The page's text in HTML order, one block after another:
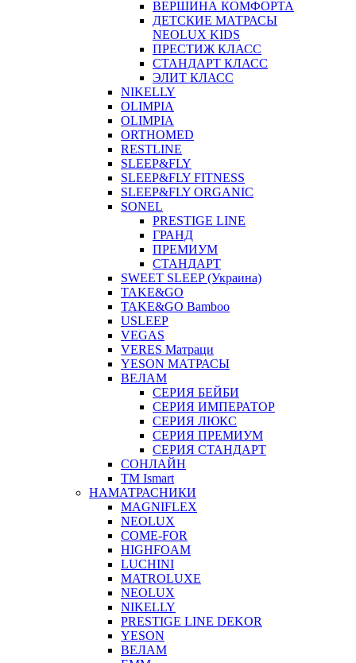
ВЕРШИНА КОМФОРТА
ДЕТСКИЕ МАТРАСЫ
NEOLUX KIDS
ПРЕСТИЖ КЛАСС
СТАНДАРТ КЛАСС
ЭЛИТ КЛАСС
NIKELLY
OLIMPIA
OLIMPIA
ORTHOMED
RESTLINE
SLEEP&FLY
SLEEP&FLY FITNESS
SLEEP&FLY ORGANIC
SONEL
PRESTIGE LINE
ГРАНД
ПРЕМИУМ
СТАНДАРТ
SWEET SLEEP (Украина)
TAKE&GO
TAKE&GO Bamboo
USLEEP
VEGAS
VERES Матраци
YESON МАТРАСЫ
ВЕЛАМ
СЕРИЯ БЕЙБИ
СЕРИЯ ИМПЕРАТОР
СЕРИЯ ЛЮКС
СЕРИЯ ПРЕМИУМ
СЕРИЯ СТАНДАРТ
СОНЛАЙН
ТМ Ismart
НАМАТРАСНИКИ
MAGNIFLEX
NEOLUX
COME-FOR
HIGHFOAM
LUCHINI
MATROLUXE
NEOLUX
NIKELLY
PRESTIGE LINE DEKOR
YESON
ВЕЛАМ